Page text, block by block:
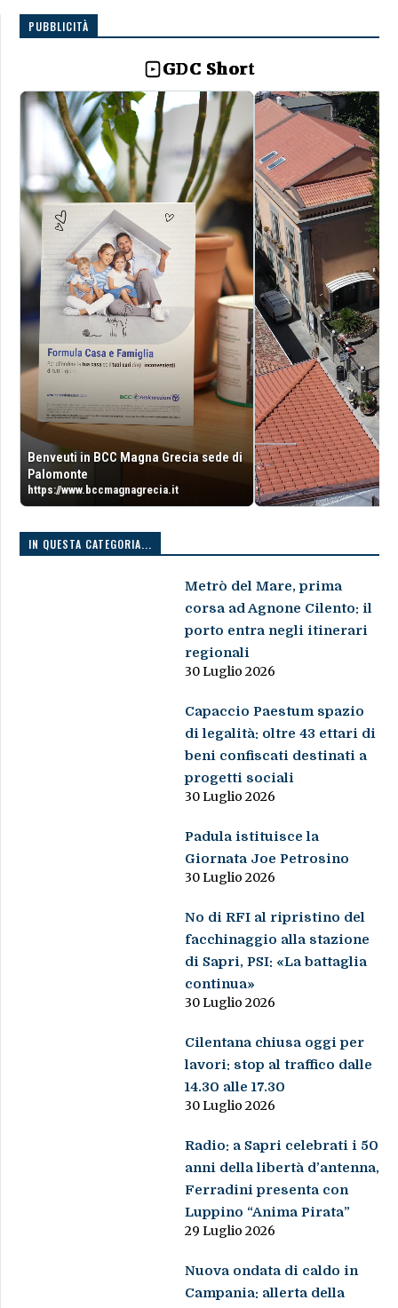
PUBBLICITÀ
GDC Short
Benveuti in BCC Magna Grecia sede di
Palomonte
https://www.bccmagnagrecia.it
IN QUESTA CATEGORIA...
Metrò del Mare, prima
corsa ad Agnone Cilento: il
porto entra negli itinerari
regionali
30 Luglio 2026
Capaccio Paestum spazio
di legalità: oltre 43 ettari di
beni confiscati destinati a
progetti sociali
30 Luglio 2026
Padula istituisce la
Giornata Joe Petrosino
30 Luglio 2026
No di RFI al ripristino del
facchinaggio alla stazione
di Sapri, PSI: «La battaglia
continua»
30 Luglio 2026
Cilentana chiusa oggi per
lavori: stop al traffico dalle
14.30 alle 17.30
30 Luglio 2026
Radio: a Sapri celebrati i 50
anni della libertà d’antenna,
Ferradini presenta con
Luppino “Anima Pirata”
29 Luglio 2026
Nuova ondata di caldo in
Campania: allerta della